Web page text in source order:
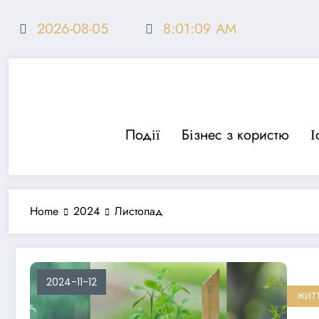
2026-08-05 8:01:10 AM
Події Бізнес з користю
Home 2024 Листопад
2024-11-12